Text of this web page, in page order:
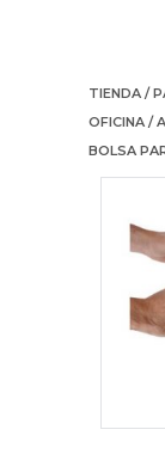
TIENDA /
OFICINA /
BOLSA